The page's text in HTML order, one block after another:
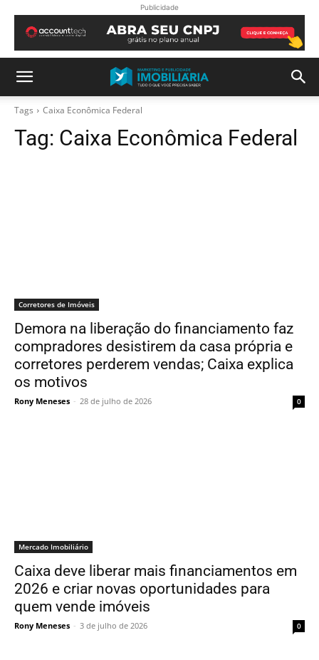
Publicidade
Tags Caixa Econômica Federal
Tag: Caixa Econômica Federal
Corretores de Imóveis
Demora na liberação do financiamento faz
compradores desistirem da casa própria e
corretores perderem vendas; Caixa explica
os motivos
Rony Meneses - 28 de julho de 2026 0
Mercado Imobiliário
Caixa deve liberar mais financiamentos em
2026 e criar novas oportunidades para
quem vende imóveis
Rony Meneses - 3 de julho de 2026 0